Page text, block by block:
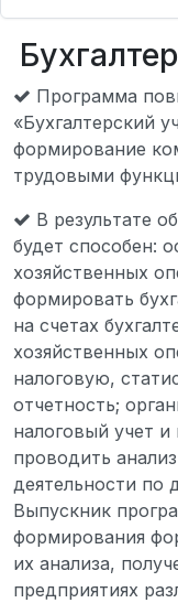
Программа
«Бухгалтерский
формирование
трудовыми
В результате
будет способен:
хозяйственных
формировать
на счетах
хозяйственных
налоговую,
отчетность;
налоговый учет и
проводить
деятельности по
Выпускник
формирования
их анализа,
предприятиях